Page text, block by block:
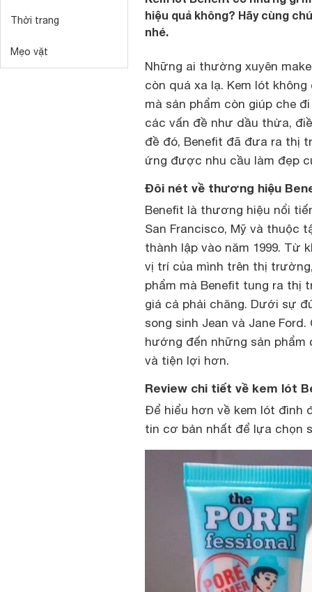
Thời trang
Mẹo vặt
hiệu quả không? Hãy cùng
nhé.
Những ai thường xuyên
còn quá xa lạ. Kem lót
mà sản phẩm còn giúp che
các vấn đề như dầu thừa,
đề đó, Benefit đã đưa ra thị
ứng được nhu cầu làm đẹp
Đôi nét về thương hiệu
Benefit là thương hiệu nổi
San Francisco, Mỹ và thuộc
thành lập vào năm 1999. Từ
vị trí của mình trên thị
phẩm mà Benefit tung ra thị
giá cả phải chăng. Dưới sự
song sinh Jean và Jane
hướng đến những sản phẩm
và tiện lợi hơn.
Review chi tiết về kem lót
Để hiểu hơn về kem lót đình
tin cơ bản nhất để lựa chọn